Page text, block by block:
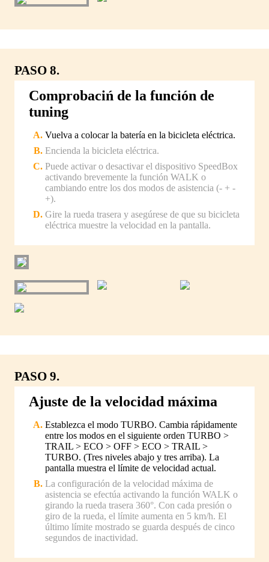
PASO 8.
Comprobaciń de la función de
tuning
Vuelva a colocar la batería en la bicicleta eléctrica.
Encienda la bicicleta eléctrica.
Puede activar o desactivar el dispositivo SpeedBox
activando brevemente la función WALK o
cambiando entre los dos modos de asistencia (- + -
+).
Gire la rueda trasera y asegúrese de que su bicicleta
eléctrica muestre la velocidad en la pantalla.
PASO 9.
Ajuste de la velocidad máxima
Establezca el modo TURBO. Cambia rápidamente
entre los modos en el siguiente orden TURBO >
TRAIL > ECO > OFF > ECO > TRAIL >
TURBO. (Tres niveles abajo y tres arriba). La
pantalla muestra el límite de velocidad actual.
La configuración de la velocidad máxima de
asistencia se efectúa activando la función WALK o
girando la rueda trasera 360°. Con cada presión o
giro de la rueda, el límite aumenta en 5 km/h. El
último límite mostrado se guarda después de cinco
segundos de inactividad.